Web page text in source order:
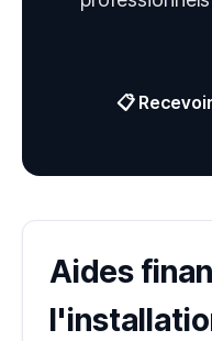
📋
Aides